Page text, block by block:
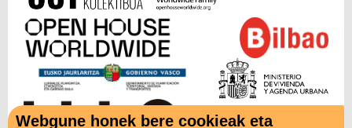
Webgune honek bere cookieak eta